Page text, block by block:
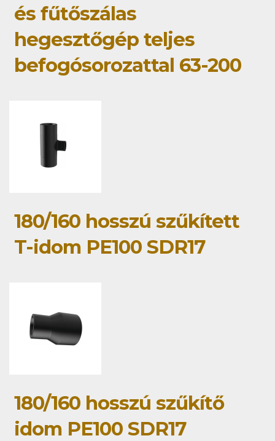
és fűtőszálas
hegesztőgép teljes
befogósorozattal 63-200
180/160 hosszú szűkített
T-idom PE100 SDR17
180/160 hosszú szűkítő
idom PE100 SDR17